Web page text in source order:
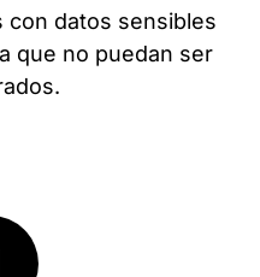
con datos sensibles
que no puedan ser